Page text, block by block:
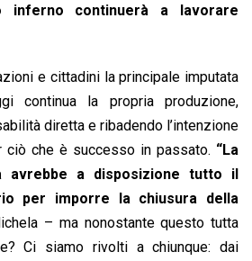
inferno continuerà a lavorare
e cittadini la principale imputata
continua la propria produzione,
diretta e ribadendo l’intenzione
ciò che è successo in passato. “La
avrebbe a disposizione tutto il
per imporre la chiusura della
– ma nonostante questo tutta
Ci siamo rivolti a chiunque: dai